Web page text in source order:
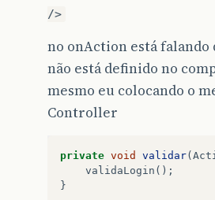
/>
no onAction está
não está definido no
mesmo eu colocando o
Controller
private void validar(
validaLogin ();
}